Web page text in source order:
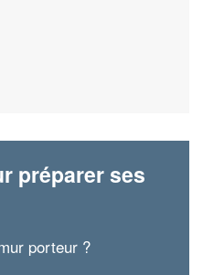
préparer ses
porteur ?